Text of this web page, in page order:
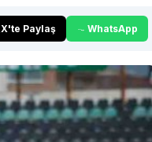
X'te Paylaş WhatsApp